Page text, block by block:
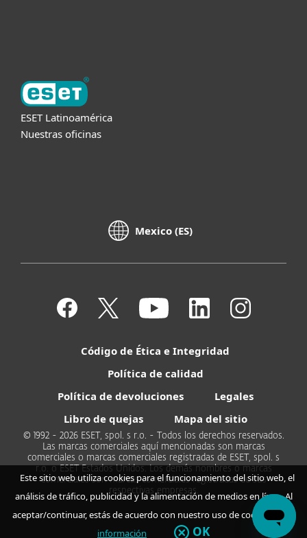
ESET Latinoamérica
Nuestras oficinas
Mexico (ES)
Código de Ética e Integridad
Política de calidad
Política de devoluciones
Legales
Libro de quejas
Mapa del sitio
© 1992 - 2026 ESET, spol. s r.o. - Todos los derechos reservados.
Las marcas comerciales aquí mencionadas son marcas
comerciales o marcas comerciales registradas de ESET, spol. s
r.o. o ESET Estados Unidos. Los demás nombres o marcas
comerciales son marcas comerciales registradas de sus
respectivas empresas.
Este sitio web utiliza cookies para el funcionamiento del sitio web, el
análisis de tráfico, publicidad y la alimentación de medios en línea. Al
aceptar/continuar, estás de acuerdo con nuestro uso de cookies.
Más
información
OK